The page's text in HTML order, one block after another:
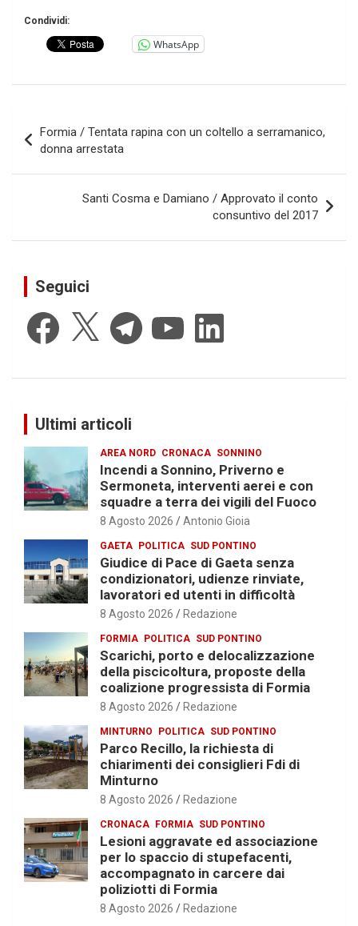
Condividi:
WhatsApp
articoli
Formia / Tentata rapina con un coltello a serramanico,
donna arrestata
Santi Cosma e Damiano / Approvato il conto
consuntivo del 2017
Seguici
Facebook Telegram YouTube LinkedIn
Ultimi articoli
AREA NORD CRONACA SONNINO
Incendi a Sonnino, Priverno e
Sermoneta, interventi aerei e con
squadre a terra dei vigili del Fuoco
8 Agosto 2026 Antonio Gioia
GAETA POLITICA SUD PONTINO
Giudice di Pace di Gaeta senza
condizionatori, udienze rinviate,
lavoratori ed utenti in difficoltà
8 Agosto 2026 Redazione
FORMIA POLITICA SUD PONTINO
Scarichi, porto e delocalizzazione
della piscicoltura, proposte della
coalizione progressista di Formia
8 Agosto 2026 Redazione
MINTURNO POLITICA SUD PONTINO
Parco Recillo, la richiesta di
chiarimenti dei consiglieri Fdi di
Minturno
8 Agosto 2026 Redazione
CRONACA FORMIA SUD PONTINO
Lesioni aggravate ed associazione
per lo spaccio di stupefacenti,
accompagnato in carcere dai
poliziotti di Formia
8 Agosto 2026 Redazione